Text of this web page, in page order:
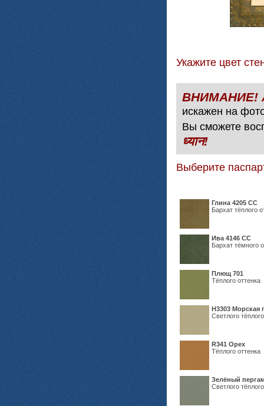
Укажите цвет
искажен на
Вы сможете
ध्यान!
Выберите
Глина 4205 СС
Бархат тёплого
Ива 4146 СС
Бархат тёмного
Плющ 701
Тёплого оттенка
H3303 Морская
Светлого
R341 Орех
Тёплого оттенка
Зелёный
Светлого